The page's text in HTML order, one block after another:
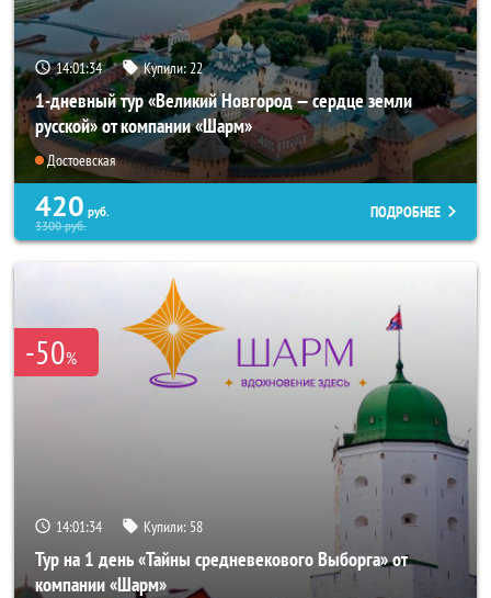
14:01:32 Купили: 22
1-дневный тур «Великий Новгород — сердце земли
русской» от компании «Шарм»
Достоевская
420 руб.
3300руб.
ПОДРОБНЕЕ
-50%
14:01:32 Купили: 58
Тур на 1 день «Тайны средневекового Выборга» от
компании «Шарм»